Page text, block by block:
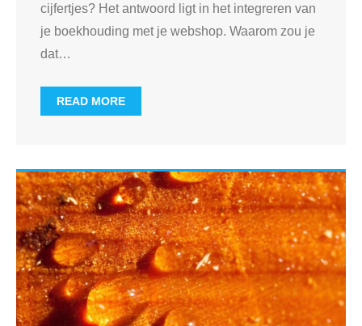
cijfertjes? Het antwoord ligt in het integreren van
je boekhouding met je webshop. Waarom zou je
dat…
READ MORE